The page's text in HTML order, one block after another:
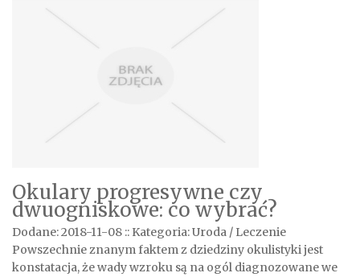
Okulary progresywne czy
dwuogniskowe: co wybrać?
Dodane: 2018-11-08 :: Kategoria: Uroda / Leczenie
Powszechnie znanym faktem z dziedziny okulistyki jest
konstatacja, że wady wzroku są na ogól diagnozowane we